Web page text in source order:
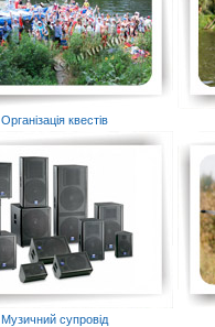
Організація квестів
Музичний супровід